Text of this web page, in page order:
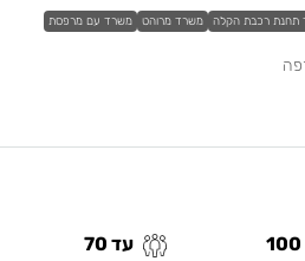
תחנת רכבת הקלה משרד מרוהט משרד עם מרפסת
100
עד 70